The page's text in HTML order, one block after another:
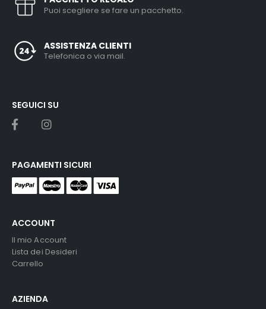
Puoi scegliere se fare un pacchetto.
ASSISTENZA CLIENTI
Telefonica o via mail.
ACCOUNT
Il mio Account
Lista dei Desideri
Carrello
AZIENDA
SEGUICI SU
PAGAMENTI SICURI